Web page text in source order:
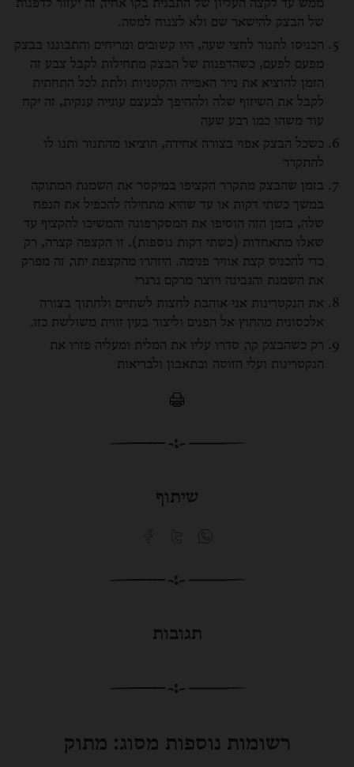
ממש עד לקצה העליון של התבנית בקו אחיד, זה יעזור לדפנות
של הבצק להישאר שם ולא לצנוח למטה.
הכניסו לתנור לחצי שעה, היו קשובים ומריחים והתבוננו בבצק
מפעם לפעם, כשהדפנות של הבצק מתחילות לקבל צבע זה
הזמן להוציא את נייר האפייה והקטניות ולתת לכל התחתית
לקבל את השיזוף שלה ולההיפך לבעצם עוגייה ענקית, זה יקח
עוד משהו כמו רבע שעה
כשכל הבצק אפוי בצורה אחידה, הוציאו מהתנור ותנו לו
להתקרר
בזמן שהבצק מתקרר הקציפו במיקסר את השמנת המתוקה
במשך כשתי דקות או עד שהיא מתחילה להכפיל את הנפח
שלה, בזמן הזה הוסיפו את המסקרפונה והמשיכו להקציף עד
שאלו מתאחדות (כשתי דקות נוספות). זו הקצפה קצרה, רק
כדי להכניס קצת אוויר פנימה. היזהרו מהקצפת יתר, זה מפרק
את השמנת והגבינה ויוצר מרקם גרגרי
את הנקטרינות אני אוהבת לחצות לשתיים ולחתוך בצורה
אלכסונית מהחוץ אל הפנים וליצור בעין זווית משולשת כזו.
רק כשהבצק קר, סדרו עליו את המלית ומעליה פזרו את
הנקטרינות ועלי הזוטה ובתאבון ולבריאות
שיתוף
תגובות
רשומות נוספות מסוג: מתוק